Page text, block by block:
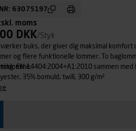
63075197
moms
DKK/Styk
buks, der giver dig maksimal
og flere funktionelle lommer. To
EN 14404:2004+A1:2010 sammen
35% bomuld, twill, 300 g/m²